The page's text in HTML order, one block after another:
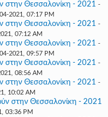
στην Θεσσαλονίκη - 2021 -
2021, 07:17 PM
στην Θεσσαλονίκη - 2021 -
07:12 AM
στην Θεσσαλονίκη - 2021 -
2021, 09:57 PM
στην Θεσσαλονίκη - 2021 -
08:56 AM
στην Θεσσαλονίκη - 2021 -
10:02 AM
στην Θεσσαλονίκη - 2021
03:36 PM